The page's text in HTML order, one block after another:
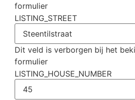
formulier
LISTING_STREET
Dit veld is verborgen bij het
formulier
LISTING_HOUSE_NUMBER